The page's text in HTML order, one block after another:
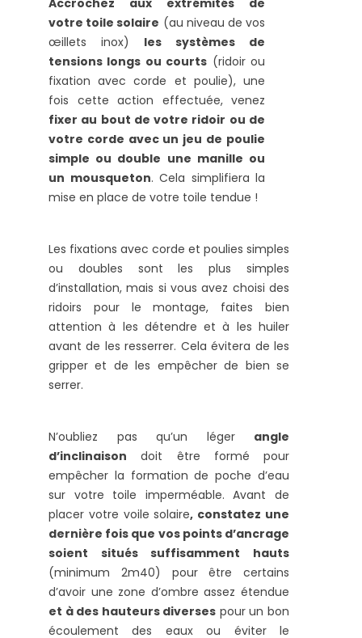
Accrochez aux extrémités de
votre toile solaire (au niveau de vos
œillets inox) les systèmes de
tensions longs ou courts (ridoir ou
fixation avec corde et poulie), une
fois cette action effectuée, venez
fixer au bout de votre ridoir ou de
votre corde avec un jeu de poulie
simple ou double une manille ou
un mousqueton. Cela simplifiera la
mise en place de votre toile tendue !
Les fixations avec corde et poulies simples
ou doubles sont les plus simples
d’installation, mais si vous avez choisi des
ridoirs pour le montage, faites bien
attention à les détendre et à les huiler
avant de les resserrer. Cela évitera de les
gripper et de les empêcher de bien se
serrer.
N’oubliez pas qu’un léger angle
d’inclinaison doit être formé pour
empêcher la formation de poche d’eau
sur votre toile imperméable. Avant de
placer votre voile solaire, constatez une
dernière fois que vos points d’ancrage
soient situés suffisamment hauts
(minimum 2m40) pour être certains
d’avoir une zone d’ombre assez étendue
et à des hauteurs diverses pour un bon
écoulement des eaux ou éviter le